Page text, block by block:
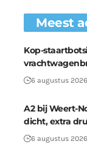
Meest
Kop-
6 augustus
A2 bij Weert-
dicht, extra
6 augustus